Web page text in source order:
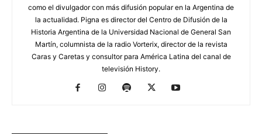
como el divulgador con más difusión popular en la Argentina de
la actualidad. Pigna es director del Centro de Difusión de la
Historia Argentina de la Universidad Nacional de General San
Martín, columnista de la radio Vorterix, director de la revista
Caras y Caretas y consultor para América Latina del canal de
televisión History.